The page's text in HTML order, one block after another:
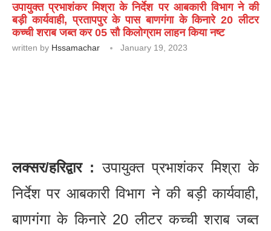
उपायुक्त प्रभाशंकर मिश्रा के निर्देश पर आबकारी विभाग ने की
बड़ी कार्यवाही, प्रतापपुर के पास बाणगंगा के किनारे 20 लीटर
कच्ची शराब जब्त कर 05 सौ किलोग्राम लाहन किया नष्ट
written by Hssamachar January 19, 2023
लक्सर/हरिद्वार : उपायुक्त प्रभाशंकर मिश्रा के
निर्देश पर आबकारी विभाग ने की बड़ी कार्यवाही,
बाणगंगा के किनारे 20 लीटर कच्ची शराब जब्त